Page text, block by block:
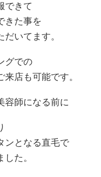
できて
きた事を
いてます。
グでの
店も可能です。
容師になる前に
ンとなる直毛で
た。